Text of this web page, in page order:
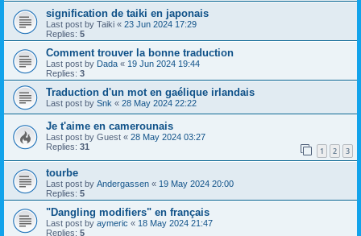
signification de taiki en japonais
Last post by Taiki « 23 Jun 2024 17:29
Replies: 5
Comment trouver la bonne traduction
Last post by Dada « 19 Jun 2024 19:44
Replies: 3
Traduction d'un mot en gaélique irlandais
Last post by Snk « 28 May 2024 22:22
Je t'aime en camerounais
Last post by Guest « 28 May 2024 03:27
Replies: 31 1 2 3
tourbe
Last post by Andergassen « 19 May 2024 20:00
Replies: 5
"Dangling modifiers" en français
Last post by aymeric « 18 May 2024 21:47
Replies: 5